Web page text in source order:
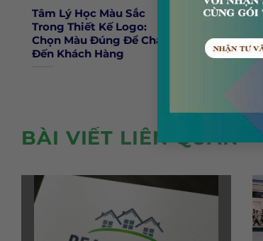
Tâm Lý Học Màu Sắc
Trong Thiết Kế Logo:
Chọn Màu Đúng Để Chạm
Đến Khách Hàng
Logo
Tượng:
Bạn Hợp
BÀI VIẾT LIÊN QUAN